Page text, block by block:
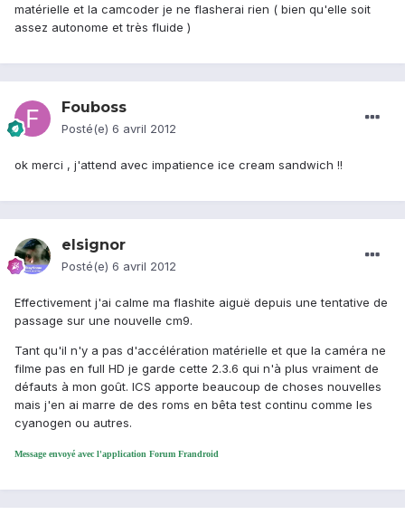
matérielle et la camcoder je ne flasherai rien ( bien qu'elle soit
assez autonome et très fluide )
Fouboss
Posté(e) 6 avril 2012
ok merci , j'attend avec impatience ice cream sandwich !!
elsignor
Posté(e) 6 avril 2012
Effectivement j'ai calme ma flashite aiguë depuis une tentative de
passage sur une nouvelle cm9.
Tant qu'il n'y a pas d'accélération matérielle et que la caméra ne
filme pas en full HD je garde cette 2.3.6 qui n'à plus vraiment de
défauts à mon goût. ICS apporte beaucoup de choses nouvelles
mais j'en ai marre de des roms en bêta test continu comme les
cyanogen ou autres.
Message envoyé avec l'application Forum Frandroid